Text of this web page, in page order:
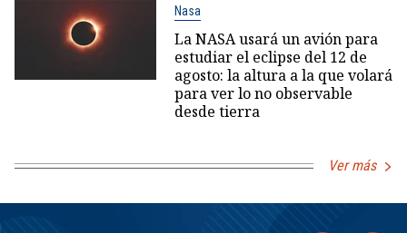
Nasa
La NASA usará un avión para
estudiar el eclipse del 12 de
agosto: la altura a la que volará
para ver lo no observable
desde tierra
Ver más